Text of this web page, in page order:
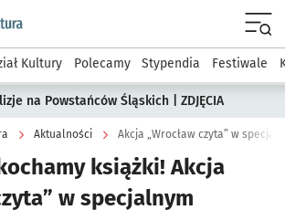
wroclaw.pl podserwis: Kultura
Kultury Polecamy Stypendia Festiwale
na Powstańców Śląskich | ZDJĘCIA
Aktualności Akcja „Wrocław czyta” w
książki! Akcja
w specjalnym